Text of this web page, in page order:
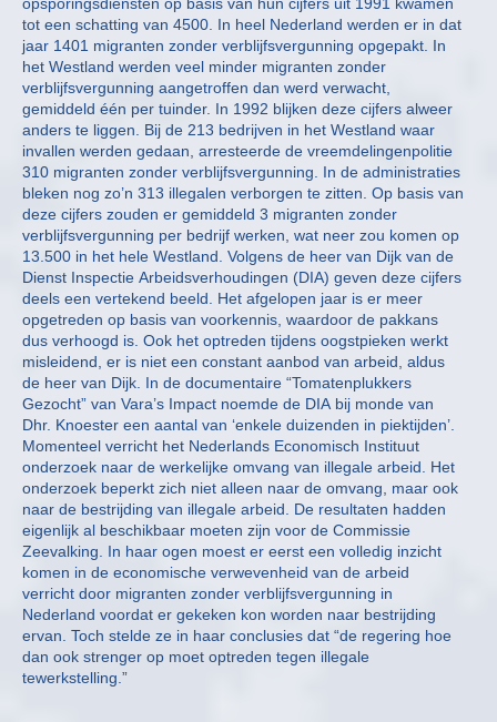
tot een schatting van 4500. In heel Nederland werden er in dat
jaar 1401 migranten zonder verblijfsvergunning opgepakt. In
het Westland werden veel minder migranten zonder
verblijfsvergunning aangetroffen dan werd verwacht,
gemiddeld één per tuinder. In 1992 blijken deze cijfers alweer
anders te liggen. Bij de 213 bedrijven in het Westland waar
invallen werden gedaan, arresteerde de vreemdelingenpolitie
310 migranten zonder verblijfsvergunning. In de administraties
bleken nog zo’n 313 illegalen verborgen te zitten. Op basis van
deze cijfers zouden er gemiddeld 3 migranten zonder
verblijfsvergunning per bedrijf werken, wat neer zou komen op
13.500 in het hele Westland. Volgens de heer van Dijk van de
Dienst Inspectie Arbeidsverhoudingen (DIA) geven deze cijfers
deels een vertekend beeld. Het afgelopen jaar is er meer
opgetreden op basis van voorkennis, waardoor de pakkans
dus verhoogd is. Ook het optreden tijdens oogstpieken werkt
misleidend, er is niet een constant aanbod van arbeid, aldus
de heer van Dijk. In de documentaire “Tomatenplukkers
Gezocht” van Vara’s Impact noemde de DIA bij monde van
Dhr. Knoester een aantal van ‘enkele duizenden in piektijden’.
Momenteel verricht het Nederlands Economisch Instituut
onderzoek naar de werkelijke omvang van illegale arbeid. Het
onderzoek beperkt zich niet alleen naar de omvang, maar ook
naar de bestrijding van illegale arbeid. De resultaten hadden
eigenlijk al beschikbaar moeten zijn voor de Commissie
Zeevalking. In haar ogen moest er eerst een volledig inzicht
komen in de economische verwevenheid van de arbeid
verricht door migranten zonder verblijfsvergunning in
Nederland voordat er gekeken kon worden naar bestrijding
ervan. Toch stelde ze in haar conclusies dat “de regering hoe
dan ook strenger op moet optreden tegen illegale
tewerkstelling.”